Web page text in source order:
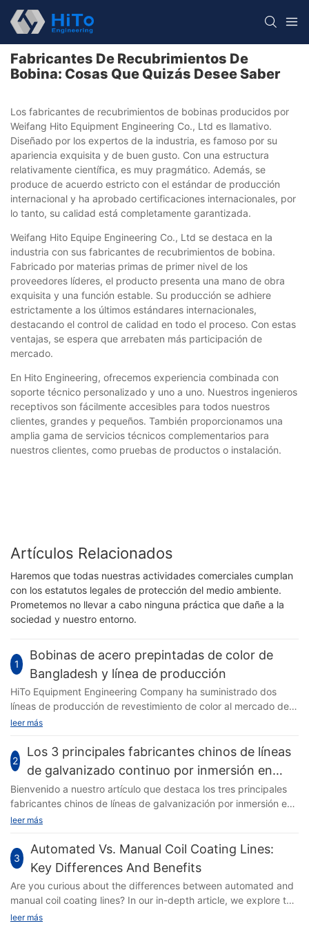
Fabricantes De Recubrimientos De
Bobina: Cosas Que Quizás Desee Saber
Los fabricantes de recubrimientos de bobinas producidos por
Weifang Hito Equipment Engineering Co., Ltd es llamativo.
Diseñado por los expertos de la industria, es famoso por su
apariencia exquisita y de buen gusto. Con una estructura
relativamente científica, es muy pragmático. Además, se
produce de acuerdo estricto con el estándar de producción
internacional y ha aprobado certificaciones internacionales, por
lo tanto, su calidad está completamente garantizada.
Weifang Hito Equipe Engineering Co., Ltd se destaca en la
industria con sus fabricantes de recubrimientos de bobina.
Fabricado por materias primas de primer nivel de los
proveedores líderes, el producto presenta una mano de obra
exquisita y una función estable. Su producción se adhiere
estrictamente a los últimos estándares internacionales,
destacando el control de calidad en todo el proceso. Con estas
ventajas, se espera que arrebaten más participación de
mercado.
En Hito Engineering, ofrecemos experiencia combinada con
soporte técnico personalizado y uno a uno. Nuestros ingenieros
receptivos son fácilmente accesibles para todos nuestros
clientes, grandes y pequeños. También proporcionamos una
amplia gama de servicios técnicos complementarios para
nuestros clientes, como pruebas de productos o instalación.
Artículos Relacionados
Haremos que todas nuestras actividades comerciales cumplan
con los estatutos legales de protección del medio ambiente.
Prometemos no llevar a cabo ninguna práctica que dañe a la
sociedad y nuestro entorno.
1
Bobinas de acero prepintadas de color de
Bangladesh y línea de producción
HiTo Equipment Engineering Company ha suministrado dos
líneas de producción de revestimiento de color al mercado de
Bangladesh, y cada una de ellas tiene una capacidad de
leer más
2
Los 3 principales fabricantes chinos de líneas
de galvanizado continuo por inmersión en
caliente
Bienvenido a nuestro artículo que destaca los tres principales
fabricantes chinos de líneas de galvanización por inmersión en
caliente continua. Si está buscando equipos de galvanización
se han establecido como líderes en la industria, proporcionando
productos de primera categoría que cumplen y superan las
expectativas de los clientes. Únase a nosotros mientras
exploramos las ofertas de estas empresas y por qué se las
considera las mejores en su campo. Los 3 principales
fabricantes chinos de líneas de galvanizado continuo por
leer más
3
Automated Vs. Manual Coil Coating Lines:
Key Differences And Benefits
Are you curious about the differences between automated and
manual coil coating lines? In our in-depth article, we explore the
key distinctions and benefits of each method. Whether you're
leer más